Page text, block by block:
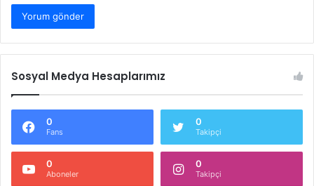
Sosyal Medya Hesaplarımız
0
Fans
0
Takipçi
0
Aboneler
0
Takipçi